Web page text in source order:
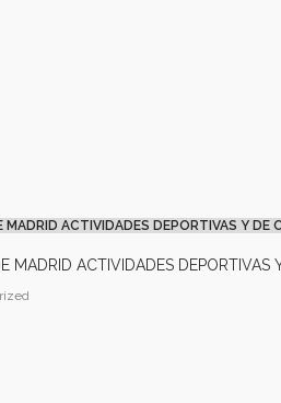
MADRID ACTIVIDADES DEPORTIVAS Y DE
MADRID ACTIVIDADES DEPORTIVAS Y